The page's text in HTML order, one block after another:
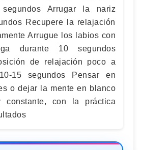
Arrugar la nariz
Recupere la relajación
Arrugue los labios con
durante 10 segundos
de relajación poco a
15 segundos Pensar en
o dejar la mente en blanco
constante, con la práctica